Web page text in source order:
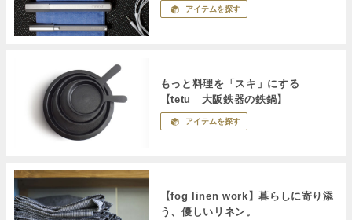
アイテムを探す
もっと料理を「スキ」にする
【tetu 大阪鉄器の鉄鍋】
アイテムを探す
【fog linen work】暮らしに寄り添
う、優しいリネン。